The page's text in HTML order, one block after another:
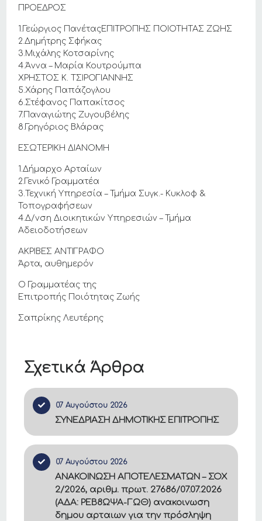
Σχετικά Άρθρα
07 Αυγούστου 2026
ΣΥΝΕΔΡΙΑΣΗ ΔΗΜΟΤΙΚΗΣ ΕΠΙΤΡΟΠΗΣ
07 Αυγούστου 2026
ΑΝΑΚΟΙΝΩΣΗ ΑΠΟΤΕΛΕΣΜΑΤΩΝ – ΣΟΧ
2/2026, αριθμ. πρωτ. 27686/07.07.2026
(ΑΔΑ: ΡΕΒ8ΩΨΑ-ΓΩΘ) ανακοινωση
δημου αρταιων για την πρόσληψη
ΠΡΟΕΔΡΟΣ
1.Γεώργιος ΠανέταςΕΠΙΤΡΟΠΗΣ ΠΟΙΟΤΗΤΑΣ ΖΩΗΣ
2.Δημήτρης Σφήκας
3.Μιχάλης Κοτσαρίνης
4.Άννα – Μαρία Κουτρούμπα
ΧΡΗΣΤΟΣ Κ. ΤΣΙΡΟΓΙΑΝΝΗΣ
5.Χάρης Παπάζογλου
6.Στέφανος Παπακίτσος
7.Παναγιώτης Ζυγουβέλης
8.Γρηγόριος Βλάρας
ΕΣΩΤΕΡΙΚΗ ΔΙΑΝΟΜΗ
1.Δήμαρχο Αρταίων
2.Γενικό Γραμματέα
3.Τεχνική Υπηρεσία – Τμήμα Συγκ.- Κυκλοφ &
Τοπογραφήσεων
4.Δ/νση Διοικητικών Υπηρεσιών – Τμήμα
Αδειοδοτήσεων
ΑΚΡΙΒΕΣ ΑΝΤΙΓΡΑΦΟ
Άρτα, αυθημερόν
Ο Γραμματέας της
Επιτροπής Ποιότητας Ζωής
Σαπρίκης Λευτέρης